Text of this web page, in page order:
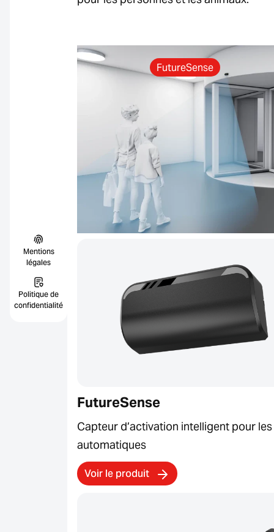
Mentions
légales
Politique de
confidentialité
FutureSense
FutureSense
Capteur d’activation intelligent pour
automatiques
Voir le produit